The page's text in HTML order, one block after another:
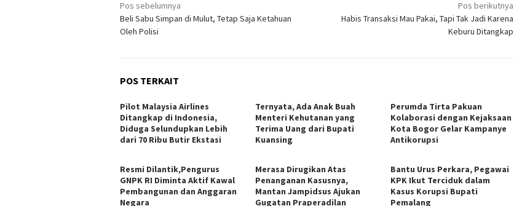
Navigasi
pos
Pos sebelumnya
Beli Sabu Simpan di Mulut, Tetap Saja Ketahuan
Oleh Polisi
Pos berikutnya
Habis Transaksi Mau Pakai, Tapi Tak Jadi Karena
Keburu Ditangkap
POS TERKAIT
Pilot Malaysia Airlines
Ditangkap di Indonesia,
Diduga Selundupkan Lebih
dari 70 Ribu Butir Ekstasi
Ternyata, Ada Anak Buah
Menteri Kehutanan yang
Terima Uang dari Bupati
Kuansing
Perumda Tirta Pakuan
Kolaborasi dengan Kejaksaan
Kota Bogor Gelar Kampanye
Antikorupsi
Resmi Dilantik,Pengurus
GNPK RI Diminta Aktif Kawal
Pembangunan dan Anggaran
Negara
Merasa Dirugikan Atas
Penanganan Kasusnya,
Mantan Jampidsus Ajukan
Gugatan Praperadilan
Bantu Urus Perkara, Pegawai
KPK Ikut Terciduk dalam
Kasus Korupsi Bupati
Pemalang